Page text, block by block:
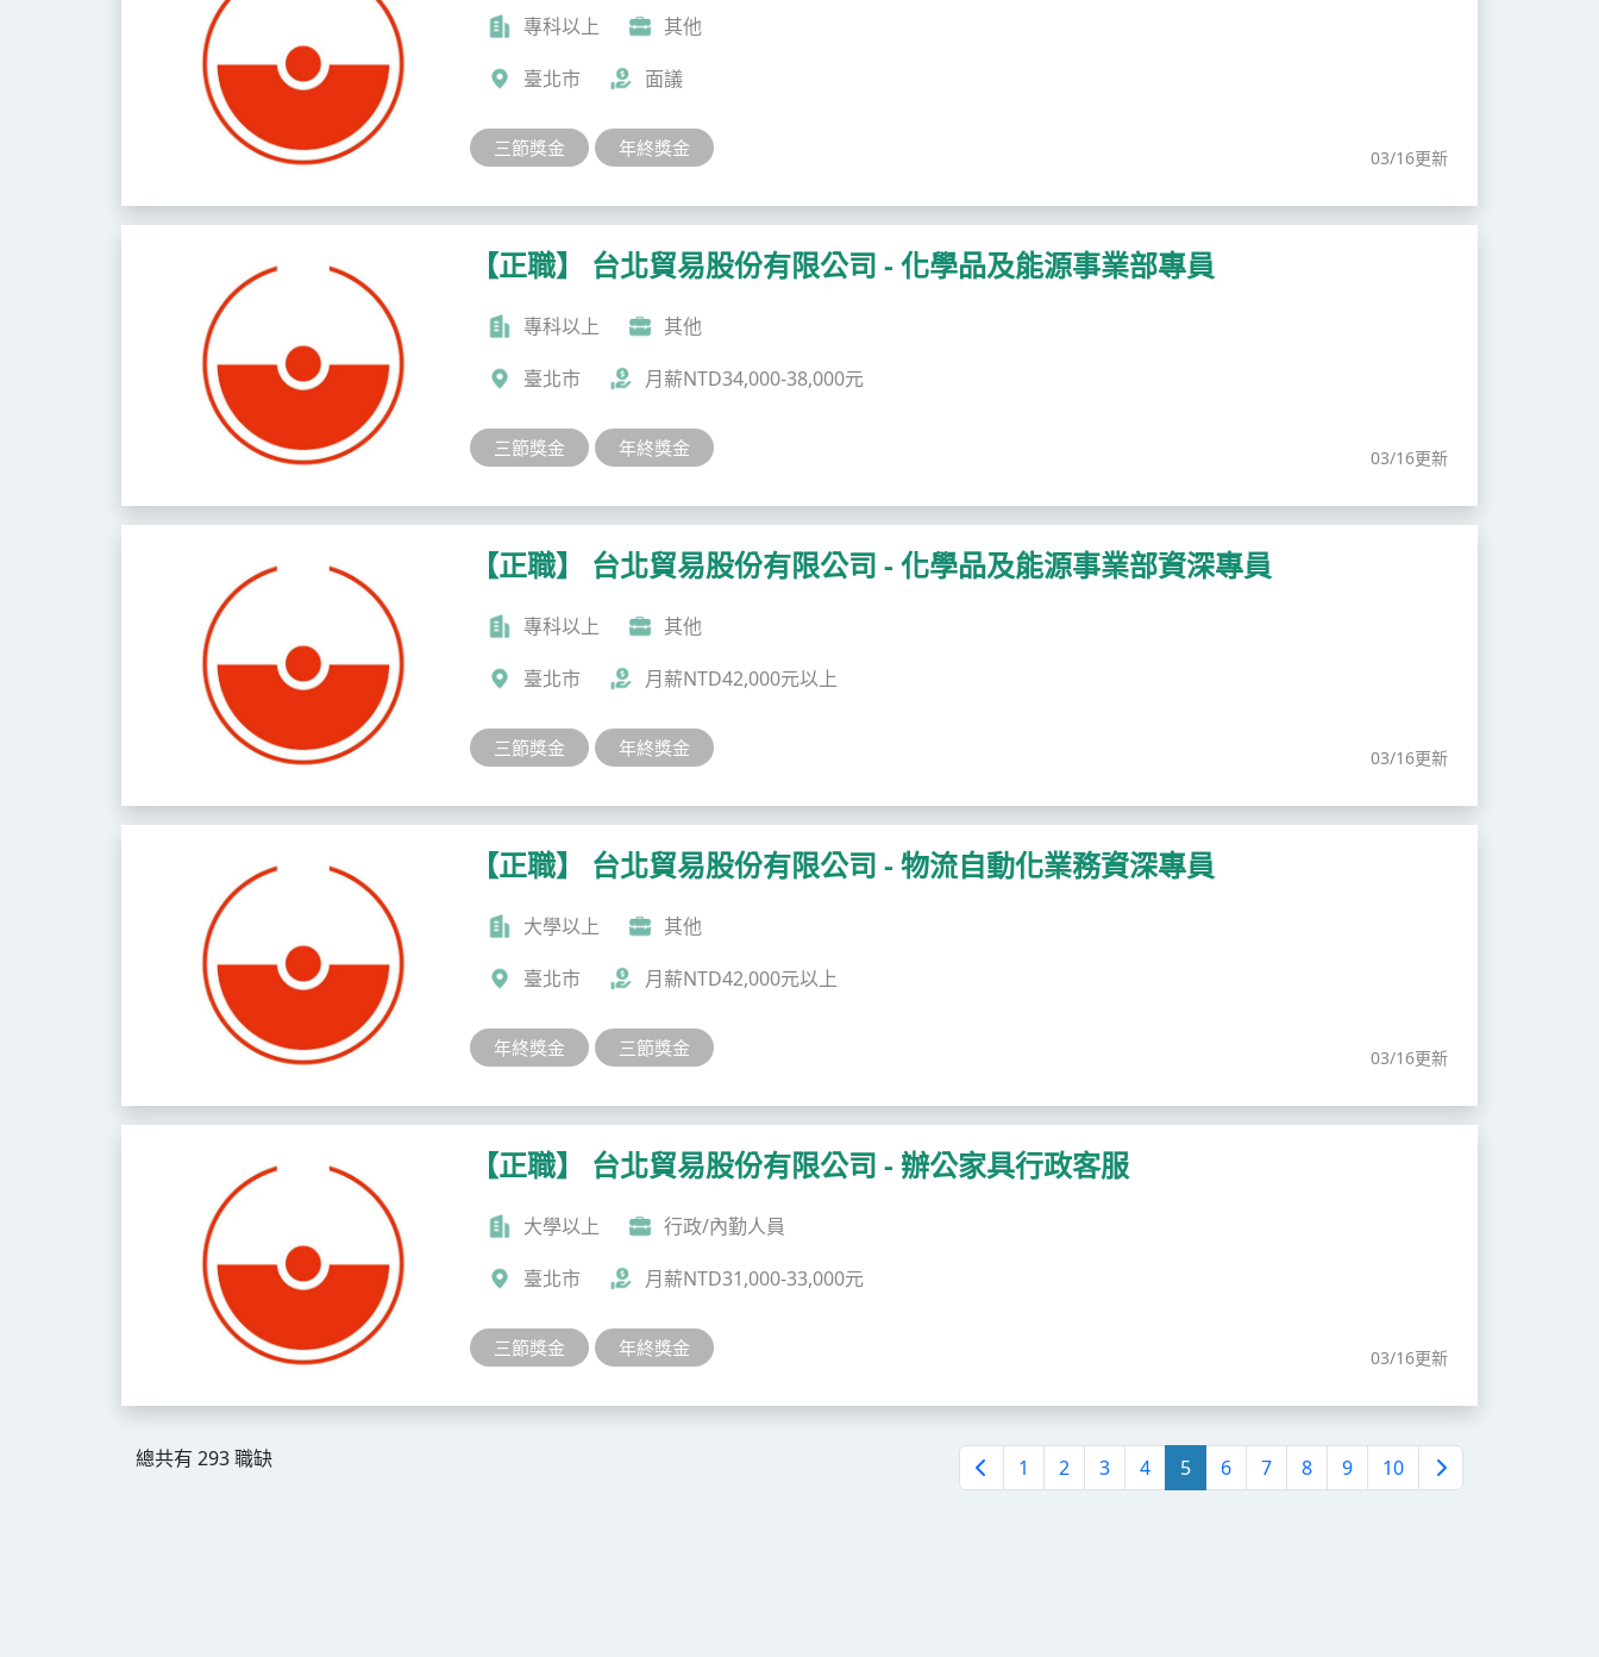
專科以上
其他
臺北市
面議
三節獎金 年終獎金 03/16更新
【正職】 台北貿易股份有限公司 - 化學品及能源事業部專員
專科以上
其他
臺北市
月薪NTD34,000-38,000元
三節獎金 年終獎金 03/16更新
【正職】 台北貿易股份有限公司 - 化學品及能源事業部資深專員
專科以上
其他
臺北市
月薪NTD42,000元以上
三節獎金 年終獎金 03/16更新
【正職】 台北貿易股份有限公司 - 物流自動化業務資深專員
大學以上
其他
臺北市
月薪NTD42,000元以上
年終獎金 三節獎金 03/16更新
【正職】 台北貿易股份有限公司 - 辦公家具行政客服
大學以上
行政/內勤人員
臺北市
月薪NTD31,000-33,000元
三節獎金 年終獎金 03/16更新
總共有 293 職缺 1 2 3 4 5 6 7 8 9 10